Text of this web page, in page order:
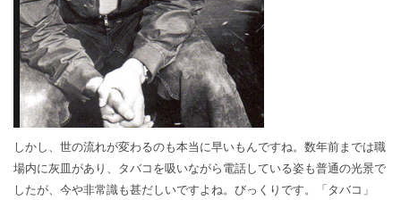
しかし、世の流れが変わるのも本当に早いもんですね。数年前までは職
場内に灰皿があり、タバコを吸いながら電話している姿も普通の光景で
したが、今や非常識も甚だしいですよね。びっくりです。「タバコ」